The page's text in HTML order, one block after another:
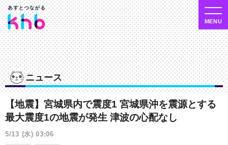
ニュース
【地震】宮城県内で震度1 宮城県沖を震源とする
最大震度1の地震が発生 津波の心配なし
5/13 (水) 03:06